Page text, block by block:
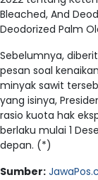
Bleached, And
Deodorized Palm
Sebelumnya,
pesan soal
minyak sawit
yang isinya,
rasio kuota hak
berlaku mulai 1
depan. (*)
Sumber: